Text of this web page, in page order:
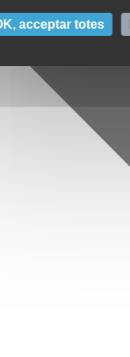
acceptar totes